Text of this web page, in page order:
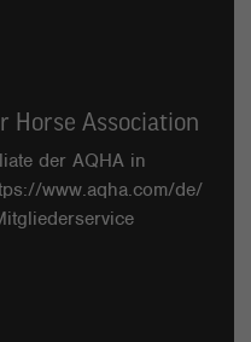
Horse Association
der AQHA in
www.aqha.com/de/